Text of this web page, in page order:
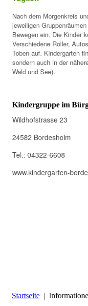
Nach dem Morgenkreis
jeweiligen Gruppenräumen
Bewegen ein. Die Kinder
Verschiedene Roller,
Toben auf. Kindergarten
sondern auch in der
Wald und See).
Kindergruppe im
Wildhofstrasse 23
24582 Bordesholm
Tel.: 04322-6608
www.kindergarten-
Startseite|